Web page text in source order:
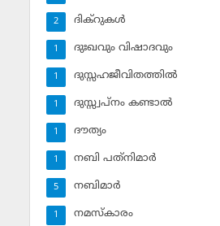
ദിക്‌റുകള്‍
2
ദുഃഖവും വിഷാദവും
1
ദുസ്സഹജീവിതത്തില്‍
1
ദുസ്സ്വപ്‌നം കണ്ടാല്‍
1
ദൗത്യം
1
നബി പത്‌നിമാര്‍
1
നബിമാര്‍
5
നമസ്‌കാരം
1